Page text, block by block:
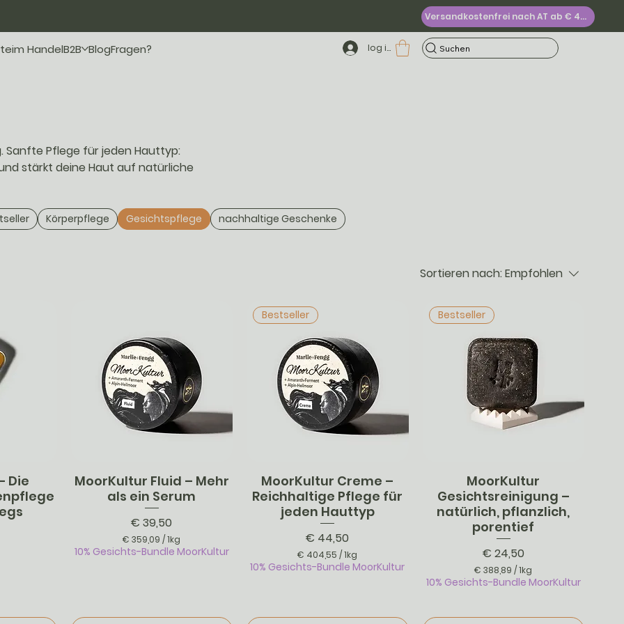
im HandelB2B BlogFragen? log in Suchen
Versandkostenfrei nach AT ab € 49,-
Sanfte Pflege für jeden Hauttyp:
stärkt deine Haut auf natürliche
Körperpflege Gesichtspflege nachhaltige Geschenke
Sortieren nach: Empfohlen
Die
Schnellansicht
MoorKultur Fluid – Mehr
als ein Serum
Preis
€ 39,50
€ 359,09 /1kg
€
0
10% Gesichts-Bundle MoorKultur
Schnellansicht
Bestseller
MoorKultur Creme –
Reichhaltige Pflege für
jeden Hauttyp
Preis
€ 44,50
€ 404,55 /1kg
€
10% Gesichts-Bundle MoorKultur
Schnellansicht
Bestseller
MoorKultur
Gesichtsreinigung –
natürlich, pflanzlich,
porentief
Preis
€ 24,50
€ 388,89 /1kg
€
8
10% Gesichts-Bundle MoorKultur